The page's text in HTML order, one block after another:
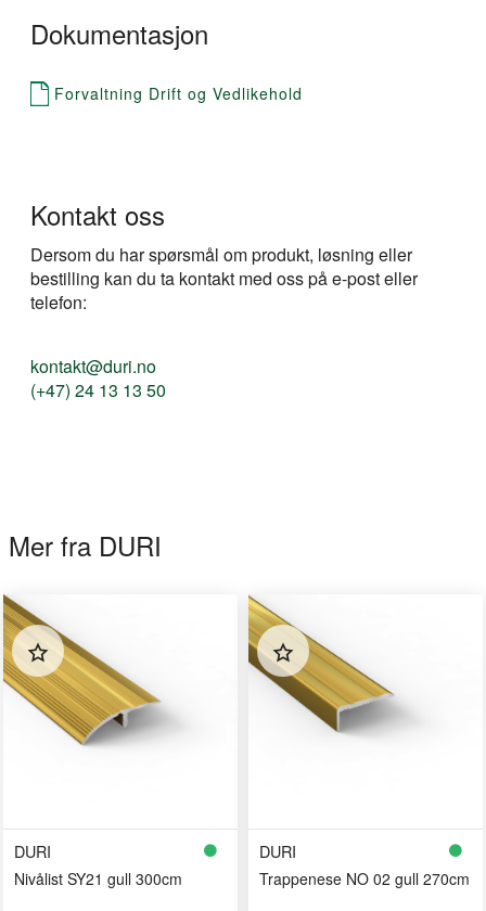
Dokumentasjon
Forvaltning Drift og Vedlikehold
Kontakt oss
Dersom du har spørsmål om produkt, løsning eller
bestilling kan du ta kontakt med oss på e-post eller
telefon:
kontakt@duri.no
(+47) 24 13 13 50
Mer fra DURI
DURI
Nivålist SY21 gull 300cm
DURI
Trappenese NO 02 gull 270cm